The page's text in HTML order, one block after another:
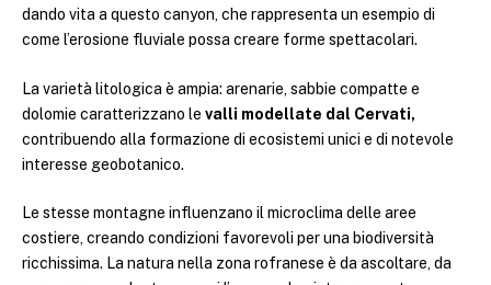
dando vita a questo canyon, che rappresenta un esempio di
come l’erosione fluviale possa creare forme spettacolari.
La varietà litologica è ampia: arenarie, sabbie compatte e
dolomie caratterizzano le valli modellate dal Cervati,
contribuendo alla formazione di ecosistemi unici e di notevole
interesse geobotanico.
Le stesse montagne influenzano il microclima delle aree
costiere, creando condizioni favorevoli per una biodiversità
ricchissima. La natura nella zona rofranese è da ascoltare, da